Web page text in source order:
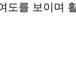
도를 보이며